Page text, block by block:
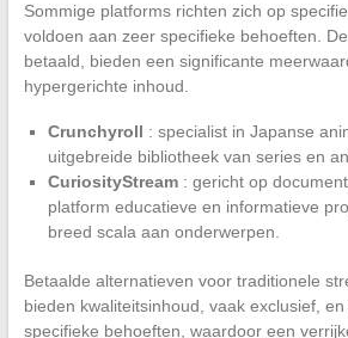
Sommige platforms richten zich op
voldoen aan zeer specifieke behoeften.
betaald, bieden een significante
hypergerichte inhoud.
Crunchyroll : specialist in Japanse
uitgebreide bibliotheek van series en
CuriosityStream: gericht op
platform educatieve en informatieve
breed scala aan onderwerpen.
Betaalde alternatieven voor traditionele
bieden kwaliteitsinhoud, vaak exclusief,
specifieke behoeften, waardoor een